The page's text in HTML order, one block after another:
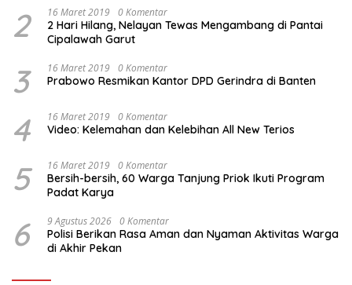
2 16 Maret 2019 0 Komentar
2 Hari Hilang, Nelayan Tewas Mengambang di Pantai
Cipalawah Garut
3 16 Maret 2019 0 Komentar
Prabowo Resmikan Kantor DPD Gerindra di Banten
4 16 Maret 2019 0 Komentar
Video: Kelemahan dan Kelebihan All New Terios
5 16 Maret 2019 0 Komentar
Bersih-bersih, 60 Warga Tanjung Priok Ikuti Program
Padat Karya
6 9 Agustus 2026 0 Komentar
Polisi Berikan Rasa Aman dan Nyaman Aktivitas Warga
di Akhir Pekan